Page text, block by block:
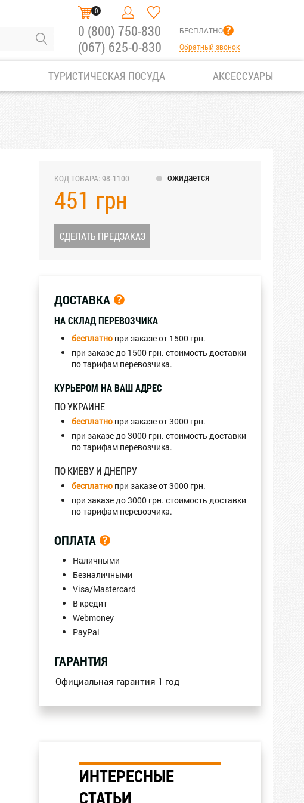
0
0 (800) 750-830
(067) 625-0-830
БЕСПЛАТНО
Обратный звонок
ТУРИСТИЧЕСКАЯ ПОСУДА АКСЕССУАРЫ
КОД ТОВАРА: 98-1100 ожидается
451 грн
СДЕЛАТЬ ПРЕДЗАКАЗ
ДОСТАВКА
НА СКЛАД ПЕРЕВОЗЧИКА
бесплатно при заказе от 1500 грн.
при заказе до 1500 грн. стоимость доставки
по тарифам перевозчика.
КУРЬЕРОМ НА ВАШ АДРЕС
ПО УКРАИНЕ
бесплатно при заказе от 3000 грн.
при заказе до 3000 грн. стоимость доставки
по тарифам перевозчика.
ПО КИЕВУ И ДНЕПРУ
бесплатно при заказе от 3000 грн.
при заказе до 3000 грн. стоимость доставки
по тарифам перевозчика.
ОПЛАТА
Наличными
Безналичными
Visa/Mastercard
В кредит
Webmoney
PayPal
ГАРАНТИЯ
Официальная гарантия 1 год
ИНТЕРЕСНЫЕ
СТАТЬИ